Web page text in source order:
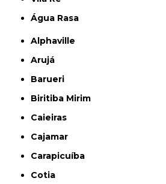
Água Rasa
Alphaville
Arujá
Barueri
Biritiba Mirim
Caieiras
Cajamar
Carapicuíba
Cotia